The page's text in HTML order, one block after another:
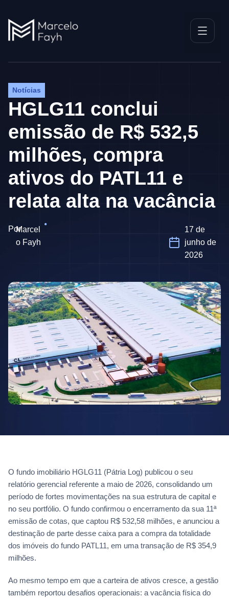
Notícias
HGLG11 conclui
emissão de R$ 532,5
milhões, compra
ativos do PATL11 e
relata alta na vacância
PorMarcel
o Fayh
17 de
junho de
2026
O fundo imobiliário HGLG11 (Pátria Log) publicou o seu
relatório gerencial referente a maio de 2026, consolidando um
período de fortes movimentações na sua estrutura de capital e
no seu portfólio. O fundo confirmou o encerramento da sua 11ª
emissão de cotas, que captou R$ 532,58 milhões, e anunciou a
destinação de parte desse caixa para a compra da totalidade
dos imóveis do fundo PATL11, em uma transação de R$ 354,9
milhões.
Ao mesmo tempo em que a carteira de ativos cresce, a gestão
também reportou desafios operacionais: a vacância física do